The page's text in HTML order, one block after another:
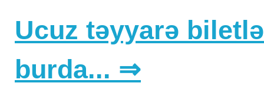
Ucuz təyyarə
burda... ⇒